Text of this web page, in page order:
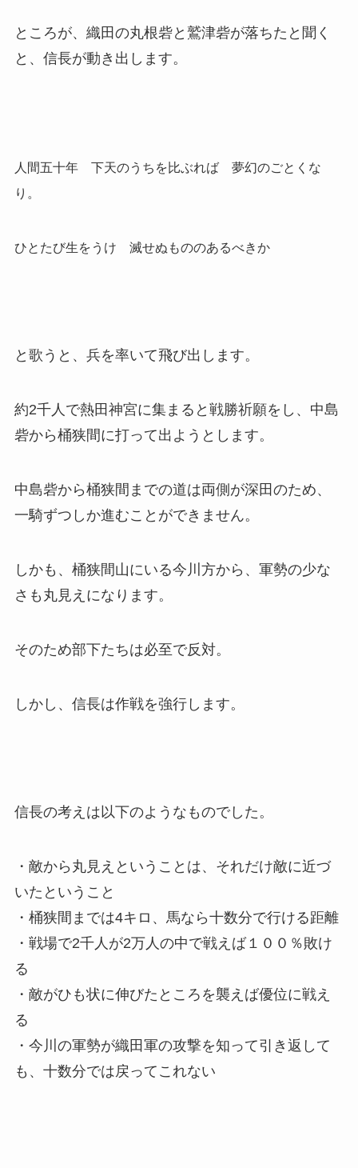
ところが、織田の丸根砦と鷲津砦が落ちたと聞く
と、信長が動き出します。
人間五十年 下天のうちを比ぶれば 夢幻のごとくな
り。
ひとたび生をうけ 滅せぬもののあるべきか
と歌うと、兵を率いて飛び出します。
約2千人で熱田神宮に集まると戦勝祈願をし、中島
砦から桶狭間に打って出ようとします。
中島砦から桶狭間までの道は両側が深田のため、
一騎ずつしか進むことができません。
しかも、桶狭間山にいる今川方から、軍勢の少な
さも丸見えになります。
そのため部下たちは必至で反対。
しかし、信長は作戦を強行します。
信長の考えは以下のようなものでした。
・敵から丸見えということは、それだけ敵に近づ
いたということ
・桶狭間までは4キロ、馬なら十数分で行ける距離
・戦場で2千人が2万人の中で戦えば１００％敗け
る
・敵がひも状に伸びたところを襲えば優位に戦え
る
・今川の軍勢が織田軍の攻撃を知って引き返して
も、十数分では戻ってこれない